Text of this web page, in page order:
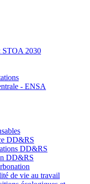
STOA 2030
- ENSA
DD&RS
DD&RS
DD&RS
de vie au travail